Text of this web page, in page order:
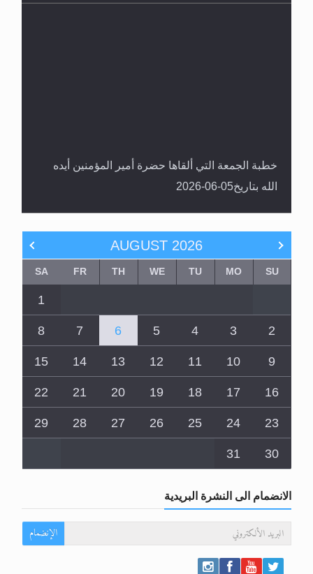
خطبة الجمعة التي ألقاها حضرة أمير المؤمنين أيده
الله بتاريخ05-06-2026
AUGUST 2026
SU
MO
TU
WE
TH
FR
SA
1
2
3
4
5
6
7
8
9
10
11
12
13
14
15
16
17
18
19
20
21
22
23
24
25
26
27
28
29
30
31
الانضمام الى النشرة البريدية
الإنضمام